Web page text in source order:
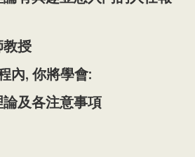
教授
內, 你將學會:
及各注意事項